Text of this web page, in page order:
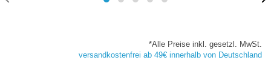
*Alle Preise inkl. gesetzl. MwSt.
versandkostenfrei ab 49€ innerhalb von Deutschland